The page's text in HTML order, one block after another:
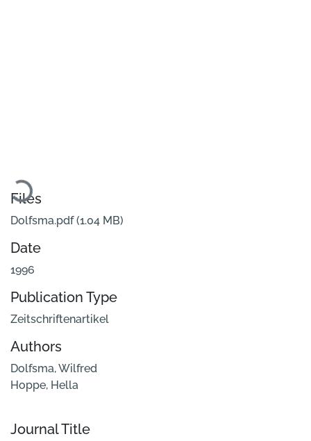
Files
Dolfsma.pdf(1.04 MB)
Date
1996
Publication Type
Zeitschriftenartikel
Authors
Dolfsma, Wilfred
Hoppe, Hella
Journal Title